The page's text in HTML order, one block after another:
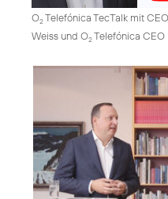
O2Telefónica TecTalk mit
Weiss und O2Telefónica CEO